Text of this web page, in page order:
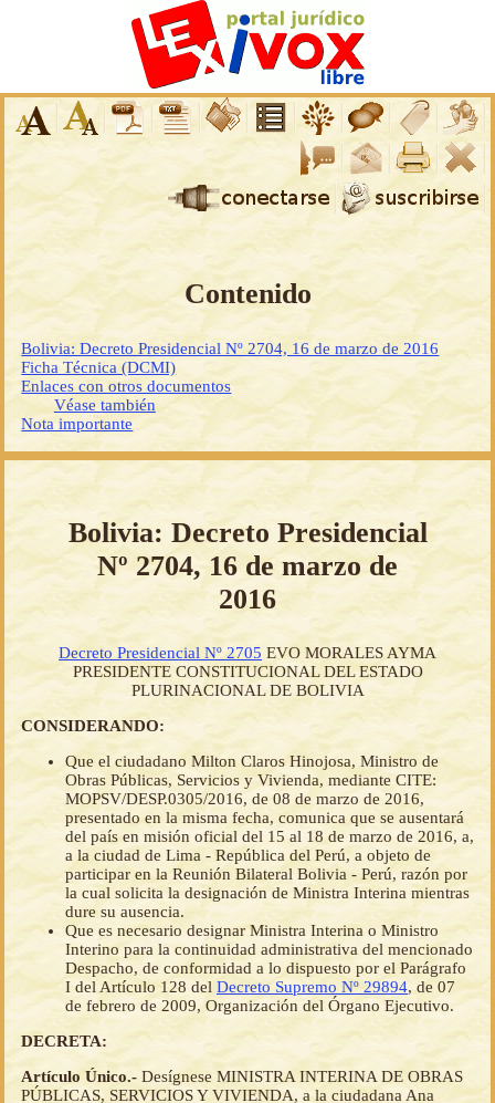
Contenido
Bolivia: Decreto Presidencial Nº 2704, 16 de marzo de 2016
Ficha Técnica (DCMI)
Enlaces con otros documentos
Véase también
Nota importante
Bolivia: Decreto Presidencial
Nº 2704, 16 de marzo de
2016
Decreto Presidencial Nº 2705 EVO MORALES AYMA
PRESIDENTE CONSTITUCIONAL DEL ESTADO
PLURINACIONAL DE BOLIVIA
CONSIDERANDO:
Que el ciudadano Milton Claros Hinojosa, Ministro de
Obras Públicas, Servicios y Vivienda, mediante CITE:
MOPSV/DESP.0305/2016, de 08 de marzo de 2016,
presentado en la misma fecha, comunica que se ausentará
del país en misión oficial del 15 al 18 de marzo de 2016, a,
a la ciudad de Lima - República del Perú, a objeto de
participar en la Reunión Bilateral Bolivia - Perú, razón por
la cual solicita la designación de Ministra Interina mientras
dure su ausencia.
Que es necesario designar Ministra Interina o Ministro
Interino para la continuidad administrativa del mencionado
Despacho, de conformidad a lo dispuesto por el Parágrafo
I del Artículo 128 del Decreto Supremo Nº 29894, de 07
de febrero de 2009, Organización del Órgano Ejecutivo.
DECRETA:
Artículo Único.- Desígnese MINISTRA INTERINA DE OBRAS
PÚBLICAS, SERVICIOS Y VIVIENDA, a la ciudadana Ana